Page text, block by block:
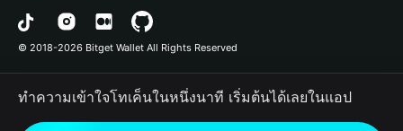
อาชีพ
DApp
RWA
การโอนเป็นชุด
Bitcoin
Polygon
ข้อตกลงในการใช้บริการ
© 2018-2026 Bitget Wallet All Rights Reserved
ทำความเข้าใจโทเค็นในหนึ่งนาที เริ่มต้นได้เลยในแอป